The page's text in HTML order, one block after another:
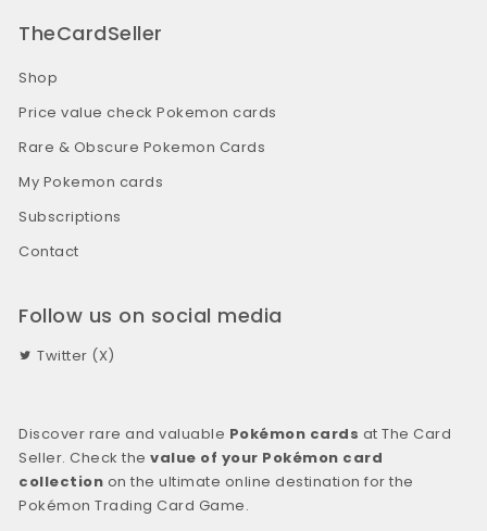
TheCardSeller
Shop
Price value check Pokemon cards
Rare & Obscure Pokemon Cards
My Pokemon cards
Subscriptions
Contact
Follow us on social media
Twitter (X)
Discover rare and valuable Pokémon cards at The Card
Seller. Check thevalue of your Pokémon card
collection on the ultimate online destination for the
Pokémon Trading Card Game.